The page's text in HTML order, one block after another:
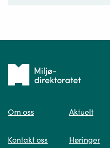
Spør oss
Tilbake
forsiden
Om oss
Kontakt oss
Aktuelt
Høringer